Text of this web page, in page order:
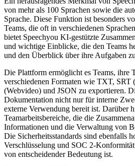
von mehr als 100 Sprachen sowie die
Sprache. Diese Funktion ist besonders
Teams, die oft in verschiedenen
bietet Speechyou KI-gestützte
und wichtige Einblicke, die den Teams
und den Überblick über ihre Aufgaben
Die Plattform ermöglicht es Teams, ihre
verschiedenen Formaten wie TXT,
(Webvideo) und JSON zu exportieren.
Dokumentation nicht nur für interne
externe Verwendung bereit ist. Darüber
Teamarbeitsbereiche, die die
Informationen und die Verwaltung von
Die Sicherheitsstandards sind ebenfalls
Verschlüsselung und SOC 2-
von entscheidender Bedeutung ist.